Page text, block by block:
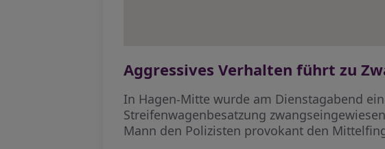
Aggressives Verhalten führt zu
In Hagen-Mitte wurde am Dienstagabend
Streifenwagenbesatzung
Mann den Polizisten provokant den